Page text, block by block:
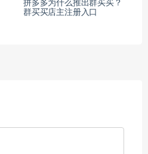
拼多多为什么推出群买买？
群买买店主注册入口